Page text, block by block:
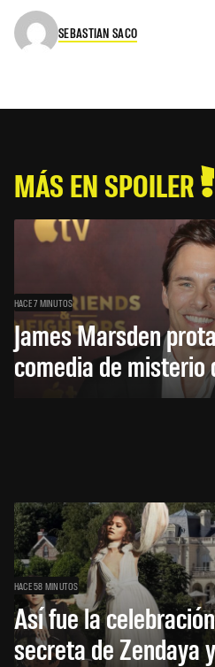
SEBASTIAN SACO
MÁS EN SPOILER
HACE 7 MINUTOS
James Marsden
comedia de misterio
HACE 58 MINUTOS
Así fue la
secreta de Zendaya